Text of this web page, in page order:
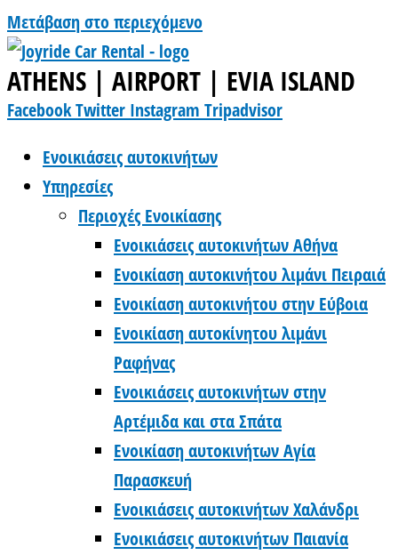
Μετάβαση στο περιεχόμενο
ATHENS | AIRPORT | EVIA ISLAND
FacebookTwitter Instagram Tripadvisor
Ενοικιάσεις αυτοκινήτων
Υπηρεσίες
Περιοχές Ενοικίασης
Ενοικιάσεις αυτοκινήτων Αθήνα
Ενοικίαση αυτοκινήτου λιμάνι Πειραιά
Ενοικίαση αυτοκινήτου στην Εύβοια
Ενοικίαση αυτοκίνητου λιμάνι
Ραφήνας
Ενοικιάσεις αυτοκινήτων στην
Αρτέμιδα και στα Σπάτα
Ενοικίαση αυτοκινήτων Αγία
Παρασκευή
Ενοικιάσεις αυτοκινήτων Χαλάνδρι
Ενοικιάσεις αυτοκινήτων Παιανία